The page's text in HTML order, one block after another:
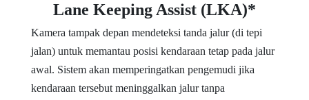
Lane Keeping Assist (LKA)*
Kamera tampak depan mendeteksi tanda jalur (di tepi
jalan) untuk memantau posisi kendaraan tetap pada jalur
awal. Sistem akan memperingatkan pengemudi jika
kendaraan tersebut meninggalkan jalur tanpa